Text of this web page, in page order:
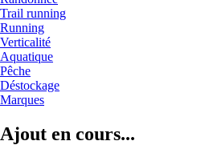
Trail running
Running
Verticalité
Aquatique
Pêche
Déstockage
Marques
Ajout en cours...